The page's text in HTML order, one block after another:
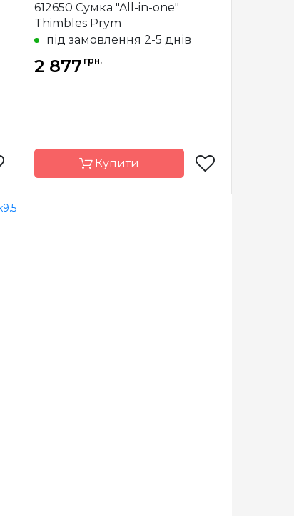
Країна
виробник
Німеччина
612650 Сумка "All-in-one"
Thimbles Prym
під замовлення 2-5 днів
2 877 грн.
Купити